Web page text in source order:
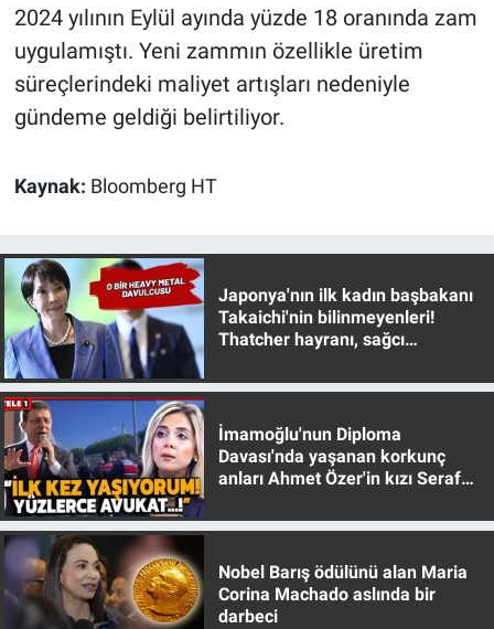
2024 yılının Eylül ayında yüzde 18 oranında zam
uygulamıştı. Yeni zammın özellikle üretim
süreçlerindeki maliyet artışları nedeniyle
gündeme geldiği belirtiliyor.
Kaynak: Bloomberg HT
Japonya'nın ilk kadın başbakanı
Takaichi'nin bilinmeyenleri!
Thatcher hayranı, sağcı
İmamoğlu'nun Diploma
Davası'nda yaşanan korkunç
anları Ahmet Özer'in kızı Seraf
Nobel Barış ödülünü alan Maria
Corina Machado aslında bir
darbeci
Nedir
Popüler
Programlar
Sağlık
Spor
Teknoloji
Türkiye'nin Geleceği
Türkiye'nin Gündemi
Yerel Gündem
Yerel Yaşam
Canlı Yayın